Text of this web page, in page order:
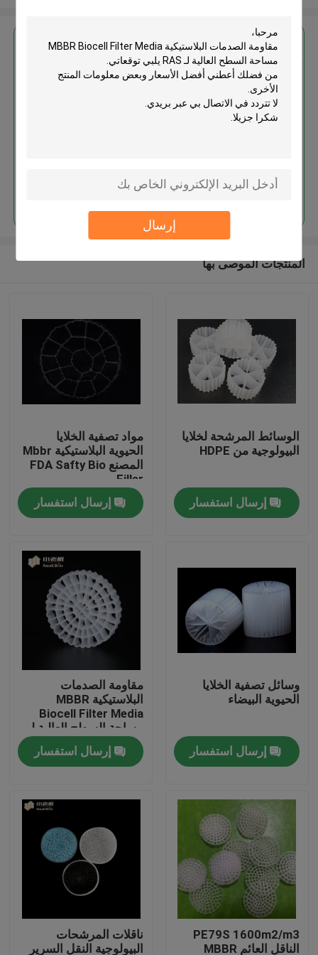
إرسال
منتجات
معلومات عنا
جولة في المعمل
اتصل بنا
مدونة
اطلب اقتباس
الوسائط المرشحة MBBR
MBBR بيو ميديا
احصل على افضل سعر ل
مقاومة الصدمات البلاستيكية MBBR
استمر
المنتجات الموصى بها
الوسائط المرشحة لخلايا
البيولوجية من HDPE
إرسال استفسار
مواد تصفية الخلايا
الحيوية البلاستيكية Mbbr
المصنع FDA Safty Bio
Filler
إرسال استفسار
وسائل تصفية الخلايا
الحيوية البيضاء
إرسال استفسار
مقاومة الصدمات
البلاستيكية MBBR
Biocell Filter Media
مساحة السطح العالية لـ
RAS
إرسال استفسار
PE79S 1600m2/m3
الناقل العائم MBBR
ناقلات المرشحات
البيولوجية النقل السرير